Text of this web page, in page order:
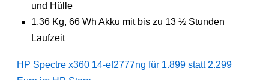
und Hülle
1,36 Kg, 66 Wh Akku mit bis zu 13 ½ Stunden
Laufzeit
HP Spectre x360 14-ef2777ng für 1.899 statt 2.299